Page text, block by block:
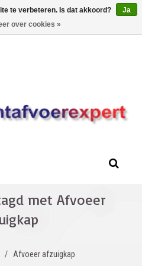
met Afvoeer
/ Afvoeer afzuigkap
te verbeteren. Is dat akkoord?
Ja
over cookies »